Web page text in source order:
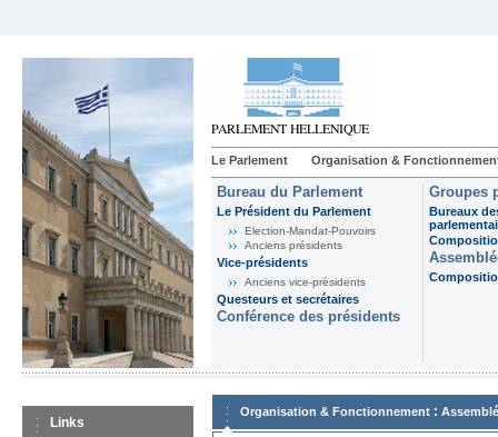
Le Parlement Organisation &
Bureau du Parlement
Le Président du Parlement
Election-Mandat-Pouvoirs
Anciens présidents
Vice-présidents
Anciens vice-présidents
Questeurs et secrétaires
Conférence des présidents
Groupes
Bureaux
Links
Organisation & Fonctionnement :